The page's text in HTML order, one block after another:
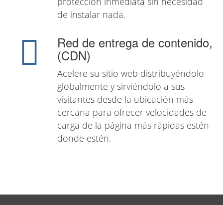
de instalar nada.
Red de entrega de contenido,
(CDN)
Acelere su sitio web distribuyéndolo
globalmente y sirviéndolo a sus
visitantes desde la ubicación más
cercana para ofrecer velocidades de
carga de la página más rápidas estén
donde estén.